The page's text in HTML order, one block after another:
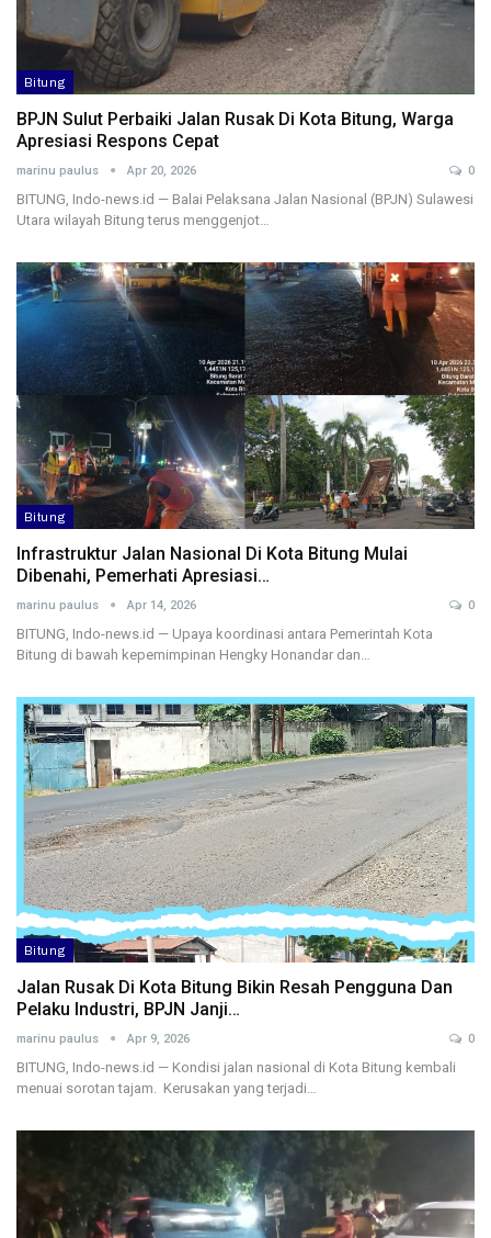
Bitung
BPJN Sulut Perbaiki Jalan Rusak Di Kota Bitung, Warga
Apresiasi Respons Cepat
marinu paulus Apr 20, 2026 0
BITUNG, Indo-news.id — Balai Pelaksana Jalan Nasional (BPJN) Sulawesi
Utara wilayah Bitung terus menggenjot…
Bitung
Infrastruktur Jalan Nasional Di Kota Bitung Mulai
Dibenahi, Pemerhati Apresiasi…
marinu paulus Apr 14, 2026 0
BITUNG, Indo-news.id — Upaya koordinasi antara Pemerintah Kota
Bitung di bawah kepemimpinan Hengky Honandar dan…
Bitung
Jalan Rusak Di Kota Bitung Bikin Resah Pengguna Dan
Pelaku Industri, BPJN Janji…
marinu paulus Apr 9, 2026 0
BITUNG, Indo-news.id — Kondisi jalan nasional di Kota Bitung kembali
menuai sorotan tajam. Kerusakan yang terjadi…